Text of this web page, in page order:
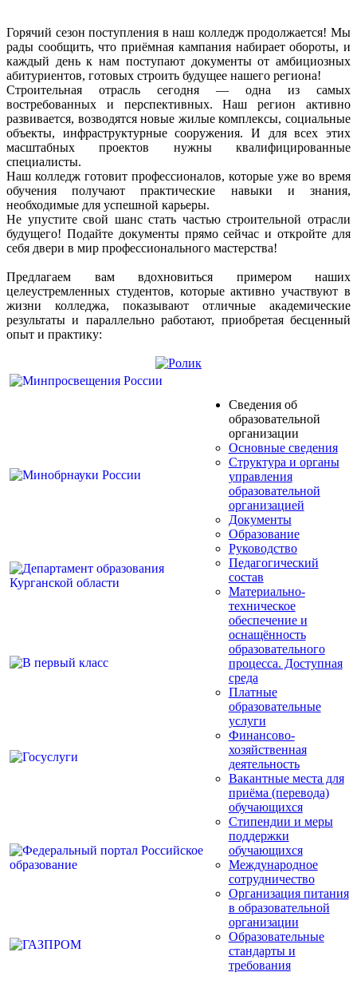
Горячий сезон поступления в наш колледж продолжается! Мы
рады сообщить, что приёмная кампания набирает обороты, и
каждый день к нам поступают документы от амбициозных
абитуриентов, готовых строить будущее нашего региона!
Строительная отрасль сегодня — одна из самых
востребованных и перспективных. Наш регион активно
развивается, возводятся новые жилые комплексы, социальные
объекты, инфраструктурные сооружения. И для всех этих
масштабных проектов нужны квалифицированные
специалисты.
Наш колледж готовит профессионалов, которые уже во время
обучения получают практические навыки и знания,
необходимые для успешной карьеры.
Не упустите свой шанс стать частью строительной отрасли
будущего! Подайте документы прямо сейчас и откройте для
себя двери в мир профессионального мастерства!
Предлагаем вам вдохновиться примером наших
целеустремленных студентов, которые активно участвуют в
жизни колледжа, показывают отличные академические
результаты и параллельно работают, приобретая бесценный
опыт и практику:
Сведения об
образовательной
организации
Основные сведения
Структура и органы
управления
образовательной
организацией
Документы
Образование
Руководство
Педагогический
состав
Материально-
техническое
обеспечение и
оснащённость
образовательного
процесса. Доступная
среда
Платные
образовательные
услуги
Финансово-
хозяйственная
деятельность
Вакантные места для
приёма (перевода)
обучающихся
Стипендии и меры
поддержки
обучающихся
Международное
сотрудничество
Организация питания
в образовательной
организации
Образовательные
стандарты и
требования